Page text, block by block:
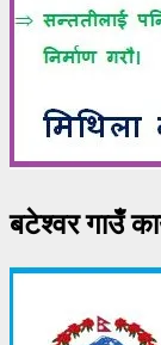
बटेश्वर गाउँ